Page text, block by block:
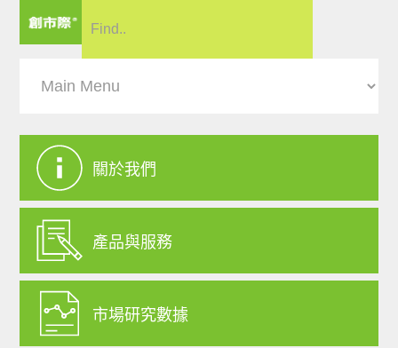
關於我們
產品與服務
市場研究數據